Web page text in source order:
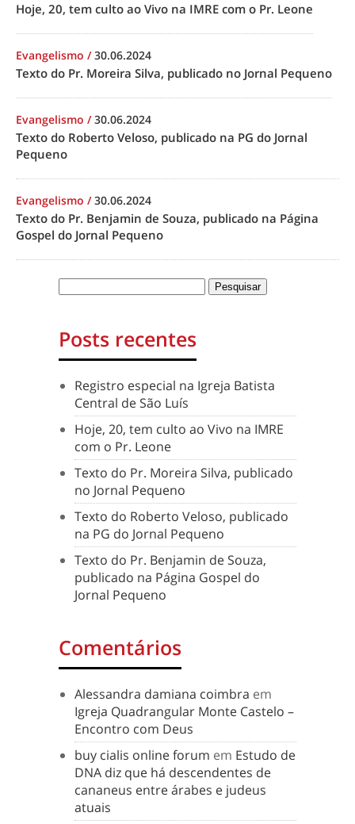
Hoje, 20, tem culto ao Vivo na IMRE com o Pr. Leone
Evangelismo /30.06.2024
Texto do Pr. Moreira Silva, publicado no Jornal Pequeno
Evangelismo /30.06.2024
Texto do Roberto Veloso, publicado na PG do Jornal
Pequeno
Evangelismo /30.06.2024
Texto do Pr. Benjamin de Souza, publicado na Página
Gospel do Jornal Pequeno
Posts recentes
Registro especial na Igreja Batista
Central de São Luís
Hoje, 20, tem culto ao Vivo na IMRE
com o Pr. Leone
Texto do Pr. Moreira Silva, publicado
no Jornal Pequeno
Texto do Roberto Veloso, publicado
na PG do Jornal Pequeno
Texto do Pr. Benjamin de Souza,
publicado na Página Gospel do
Jornal Pequeno
Comentários
Alessandra damiana coimbra em
Igreja Quadrangular Monte Castelo –
Encontro com Deus
buy cialis online forum em Estudo de
DNA diz que há descendentes de
cananeus entre árabes e judeus
atuais